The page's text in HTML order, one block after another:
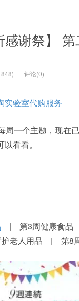
感谢祭】
评论(0)
实验室代购服务
一个主题，现在
看看。
| 第3周健康食品
老人用品 | 第8